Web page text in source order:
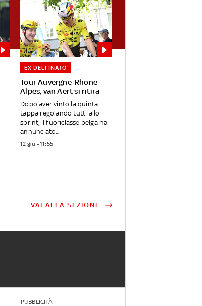
Tour Auvergne-Rhone
Alpes, van Aert si ritira
EX DELFINATO
Dopo aver vinto la quinta
tappa regolando tutti allo
sprint, il fuoriclasse belga ha
annunciato...
12 giu - 11:55
VAI ALLA SEZIONE
PUBBLICITÀ